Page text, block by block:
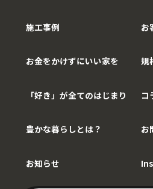
施工事例
お金をかけずにいい家を
「好き」が全てのはじまり
豊かな暮らしとは？
お知らせ
お
規
コ
お